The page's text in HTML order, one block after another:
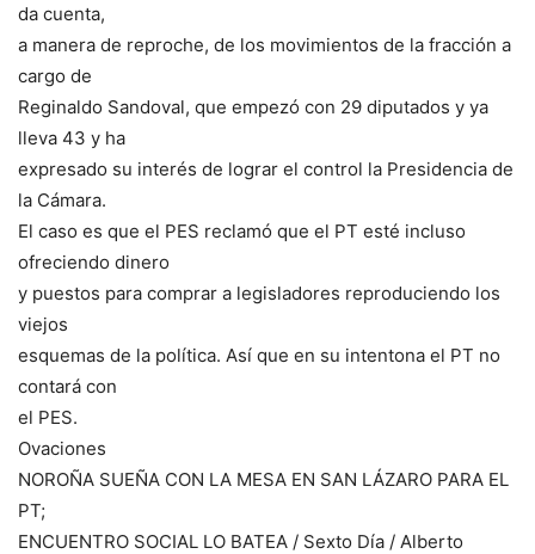
da cuenta,
a manera de reproche, de los movimientos de la fracción a
cargo de
Reginaldo Sandoval, que empezó con 29 diputados y ya
lleva 43 y ha
expresado su interés de lograr el control la Presidencia de
la Cámara.
El caso es que el PES reclamó que el PT esté incluso
ofreciendo dinero
y puestos para comprar a legisladores reproduciendo los
viejos
esquemas de la política. Así que en su intentona el PT no
contará con
el PES.
Ovaciones
NOROÑA SUEÑA CON LA MESA EN SAN LÁZARO PARA EL
PT;
ENCUENTRO SOCIAL LO BATEA / Sexto Día / Alberto